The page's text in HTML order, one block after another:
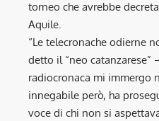
torneo che avrebbe
Aquile.
“Le telecronache odierne
detto il “neo catanzarese”
radiocronaca mi immergo
innegabile però, ha
voce di chi non si